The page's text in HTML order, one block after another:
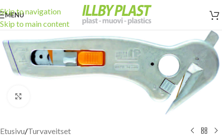
Skip to navigation
Skip to main content
MENU
Etusivu/Turvaveitset